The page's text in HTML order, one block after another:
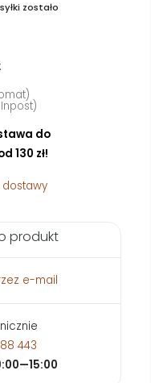
zostało
do
130 zł!
dostawy
produkt
e-mail
443